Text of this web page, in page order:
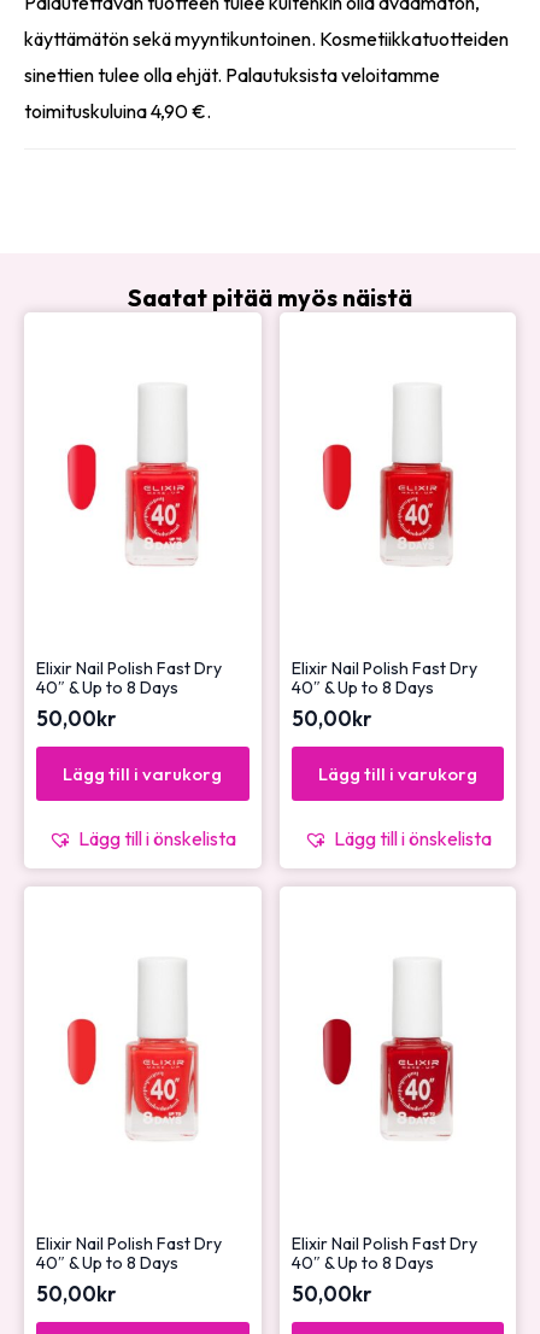
käyttämätön sekä myyntikuntoinen. Kosmetiikkatuotteiden
sinettien tulee olla ehjät. Palautuksista veloitamme
toimituskuluina 4,90 €.
Saatat pitää myös näistä
Elixir Nail Polish Fast Dry
40″ & Up to 8 Days
50,00kr
Lägg till i varukorg
Lägg till i önskelista
Elixir Nail Polish Fast Dry
40″ & Up to 8 Days
50,00kr
Lägg till i varukorg
Lägg till i önskelista
Elixir Nail Polish Fast Dry
40″ & Up to 8 Days
50,00kr
Elixir Nail Polish Fast Dry
40″ & Up to 8 Days
50,00kr